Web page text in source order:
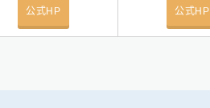
公式HP 公式HP